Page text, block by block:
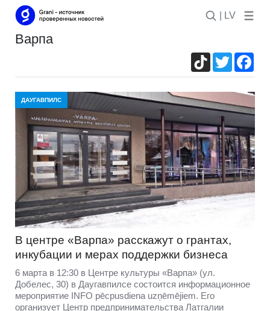
| LV
варпа
TikTokTwitter
ДАУГАВПИЛС
В центре «Варпа» расскажут о грантах,
инкубации и мерах поддержки бизнеса
6 марта в 12:30 в Центре культуры «Варпа» (ул.
Добелес, 30) в Даугавпилсе состоится информационное
мероприятие INFO pēcpusdiena uzņēmējiem. Его
организует Центр предпринимательства Латгалии